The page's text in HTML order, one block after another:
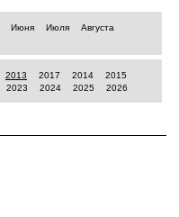
Июня Июля
Августа
2013 2017 2014
2015
2023 2024 2025 2026